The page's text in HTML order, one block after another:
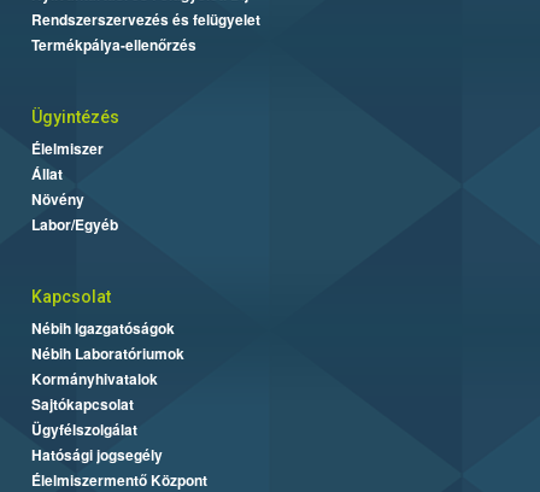
Rendszerszervezés és felügyelet
Termékpálya-ellenőrzés
Ügyintézés
Élelmiszer
Állat
Növény
Labor/Egyéb
Kapcsolat
Nébih Igazgatóságok
Nébih Laboratóriumok
Kormányhivatalok
Sajtókapcsolat
Ügyfélszolgálat
Hatósági jogsegély
Élelmiszermentő Központ